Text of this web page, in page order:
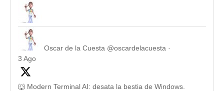
Oscar de la Cuesta @oscardelacuesta ·
3 Ago
🐺 Modern Terminal AI: desata la bestia de Windows.